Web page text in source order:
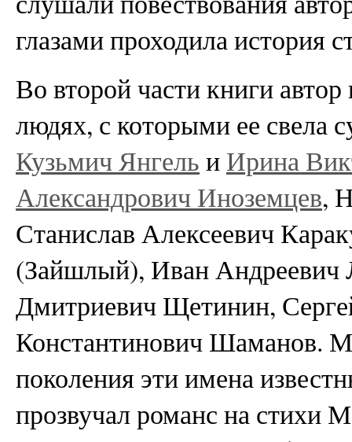
глазами проходила история
Во второй части книги
людях, с которыми ее свела
Кузьмич ЯнгельиИрина
Александрович Иноземцев,
Станислав Алексеевич
(Зайшлый), Иван Андреевич
Дмитриевич Щетинин,
Константинович Шаманов.
поколения эти имена
прозвучал романс на стихи